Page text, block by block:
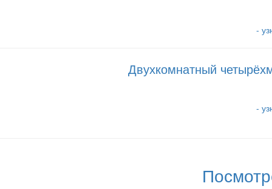
-
Двухкомнатный
-